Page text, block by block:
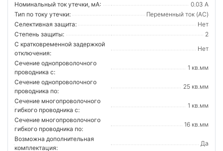
Номинальный ток утечки, мА:
0.03 А
Тип по току утечки:
Переменный ток (AC)
Селективная защита:
Нет
Степень защиты:
2
С кратковременной задержкой
отключения:
Нет
Сечение однопроволочного
проводника с:
1 кв.мм
Сечение однопроволочного
проводника по:
25 кв.мм
Сечение многопроволочного
гибкого проводника с:
1 кв.мм
Сечение многопроволочного
гибкого проводника по:
16 кв.мм
Возможна дополнительная
комплектация:
Да